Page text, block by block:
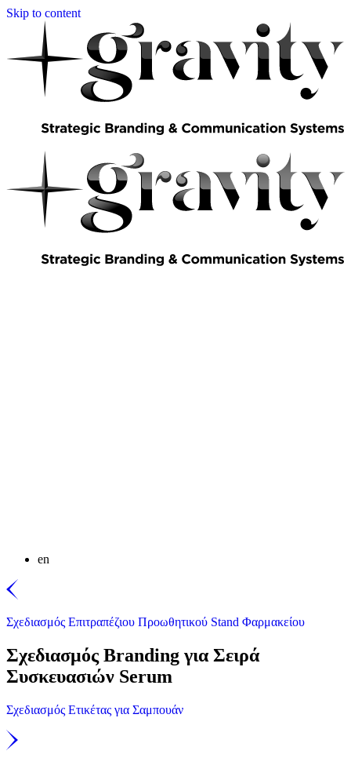
Skip to content
en
Σχεδιασμός Επιτραπέζιου Προωθητικού Stand Φαρμακείου
Σχεδιασμός Branding για Σειρά
Συσκευασιών Serum
Σχεδιασμός Ετικέτας για Σαμπουάν